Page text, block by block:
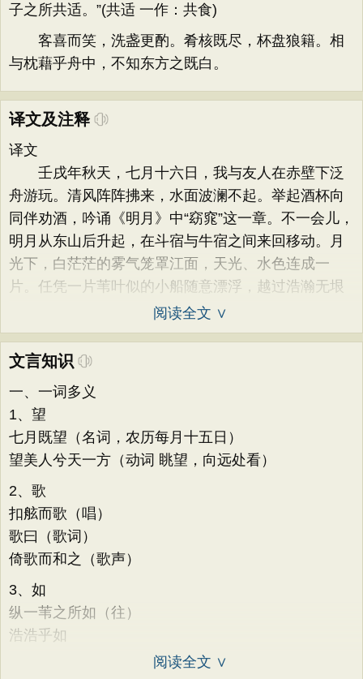
子之所共适。”(共适 一作：共食)
客喜而笑，洗盏更酌。肴核既尽，杯盘狼籍。相
与枕藉乎舟中，不知东方之既白。
译文及注释
译文
壬戌年秋天，七月十六日，我与友人在赤壁下泛
舟游玩。清风阵阵拂来，水面波澜不起。举起酒杯向
同伴劝酒，吟诵《明月》中“窈窕”这一章。不一会儿，
明月从东山后升起，在斗宿与牛宿之间来回移动。月
光下，白茫茫的雾气笼罩江面，天光、水色连成一
片。任凭一片苇叶似的小船随意漂浮，越过浩瀚无垠
阅读全文 ∨
文言知识
一、一词多义
1、望
七月既望（名词，农历每月十五日）
望美人兮天一方（动词 眺望，向远处看）
2、歌
扣舷而歌（唱）
歌曰（歌词）
倚歌而和之（歌声）
3、如
纵一苇之所如（往）
浩浩乎如
阅读全文 ∨